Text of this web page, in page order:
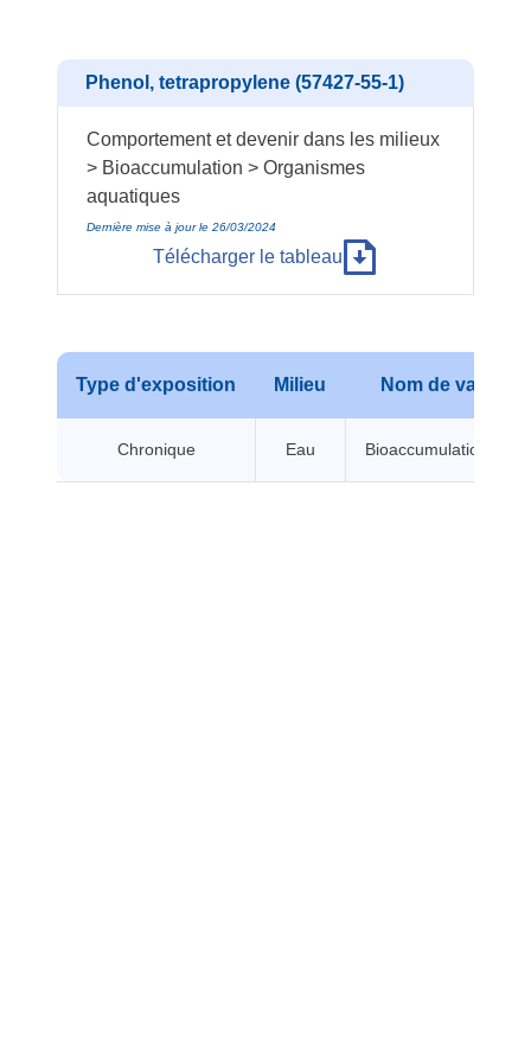
Phenol, tetrapropylene (57427-55-1)
Comportement et devenir dans les milieux
> Bioaccumulation > Organismes
aquatiques
Dernière mise à jour le 26/03/2024
Télécharger le tableau
Type d'exposition Milieu Nom de valeur
Chronique Eau Bioaccumulation BCF